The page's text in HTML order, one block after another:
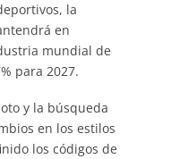
la
en
mundial de
para 2027.
y la búsqueda
en los estilos
los códigos de